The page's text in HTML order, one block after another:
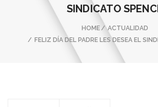
SINDICATO
HOME
ACTUALIDAD
FELIZ DÍA DEL PADRE LES DESEA EL